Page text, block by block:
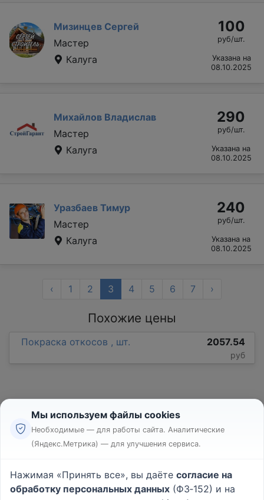
Мизинцев Сергей
Мастер
Калуга
100
руб/шт.
Указана на
08.10.2025
Михайлов Владислав
Мастер
Калуга
290
руб/шт.
Указана на
08.10.2025
Уразбаев Тимур
Мастер
Калуга
240
руб/шт.
Указана на
08.10.2025
‹ 1 2 3 4 5 6 7 ›
Похожие цены
Покраска откосов , шт. 2057.54
руб
Реклама
Пользовательское соглашение
Политика конфиденциальности
Мы используем файлы cookies
Необходимые — для работы сайта. Аналитические
(Яндекс.Метрика) — для улучшения сервиса.
Нажимая «Принять все», вы даёте согласие на
обработку персональных данных (ФЗ‑152) и на